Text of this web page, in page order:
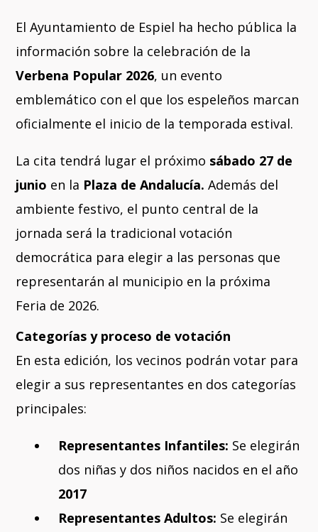
15:45 18:00
El Ayuntamiento de Espiel ha hecho pública la
información sobre la celebración de la
Verbena Popular 2026, un evento
emblemático con el que los espeleños marcan
oficialmente el inicio de la temporada estival.
La cita tendrá lugar el próximo sábado 27 de
junio en la Plaza de Andalucía.Además del
ambiente festivo, el punto central de la
jornada será la tradicional votación
democrática para elegir a las personas que
representarán al municipio en la próxima
Feria de 2026.
Categorías y proceso de votación
En esta edición, los vecinos podrán votar para
elegir a sus representantes en dos categorías
principales:
Representantes Infantiles: Se elegirán
dos niñas y dos niños nacidos en el año
2017
Representantes Adultos: Se elegirán